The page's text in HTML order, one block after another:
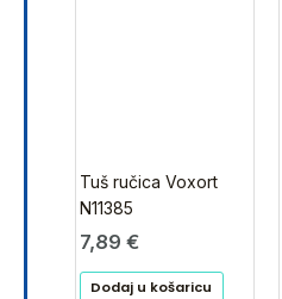
Tuš ručica Voxort
N11385
7,89 €
Dodaj u košaricu